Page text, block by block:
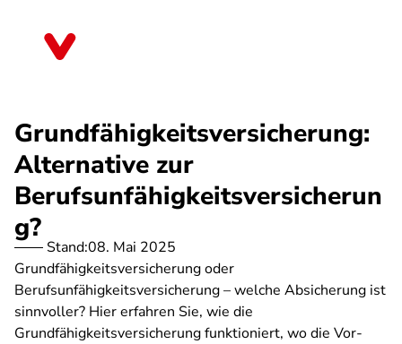
Grundfähigkeitsversicherung:
Alternative zur
Berufsunfähigkeitsversicherun
g?
Stand:08. Mai 2025
Grundfähigkeitsversicherung oder
Berufsunfähigkeitsversicherung – welche Absicherung ist
sinnvoller? Hier erfahren Sie, wie die
Grundfähigkeitsversicherung funktioniert, wo die Vor-